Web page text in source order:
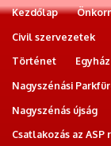
Kezdőlap
Civil szervezetek
Történet
Egyház
Nagyszénási
Nagyszénás újság
Csatlakozás az ASP